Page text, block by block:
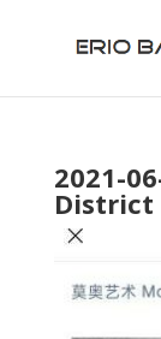
2021-
District